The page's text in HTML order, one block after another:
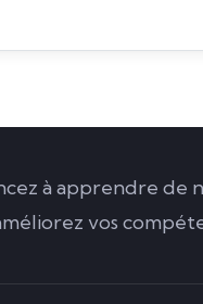
à apprendre de
vos